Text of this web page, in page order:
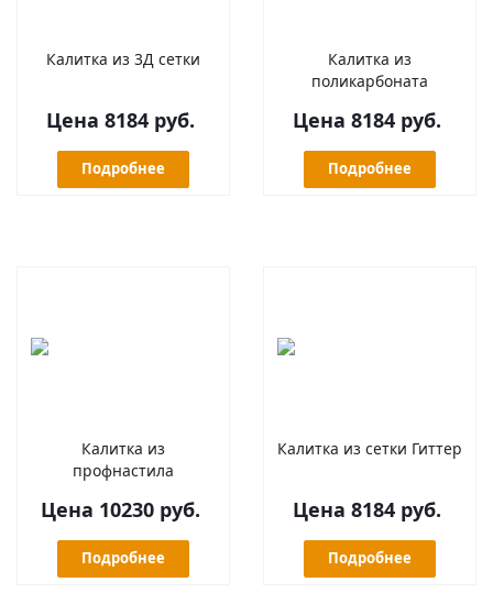
Калитка из 3Д сетки
Цена 8184 руб.
Подробнее
Калитка из
поликарбоната
Цена 8184 руб.
Подробнее
Калитка из
профнастила
Цена 10230 руб.
Подробнее
Калитка из сетки Гиттер
Цена 8184 руб.
Подробнее